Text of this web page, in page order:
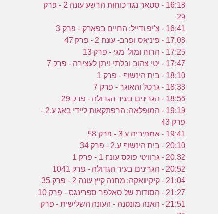
16:18 - סטאר נגד כוחות הרשע עונה 2 - פרק
29
16:41 - צ'יפ ודייל: החיים בפארק - פרק 3
17:03 - פיניאס ופרב- עונה 2 - פרק 47
17:25 - הרוח ומולי מגי - פרק 13
17:47 - יטי צהוב ובלתי ניתן לעצירה - פרק 7
18:10 - בית הינשוף - פרק 1
18:33 - גרטל והאוגר - פרק 7
18:56 - הגרינים בעיר הגדולה - פרק 29
19:19 - המופלאה: הרפתקאות ליידי באג ע.2 -
פרק 43
19:41 - אמפיביה ע.3 - פרק 58
20:10 - בית הינשוף ע.2 - פרק 34
20:32 - גרוויטי פולס עונה 1 - פרק 1
20:52 - הגרינים בעיר הגדולה - פרק 1041
21:04 - קיקיוואקה: מחנה קיץ עונה 2 - פרק 35
21:27 - הסודות של סאלפר ספרינגס - פרק 10
21:51 - האנה מונטנה - העונה השלישית - פרק